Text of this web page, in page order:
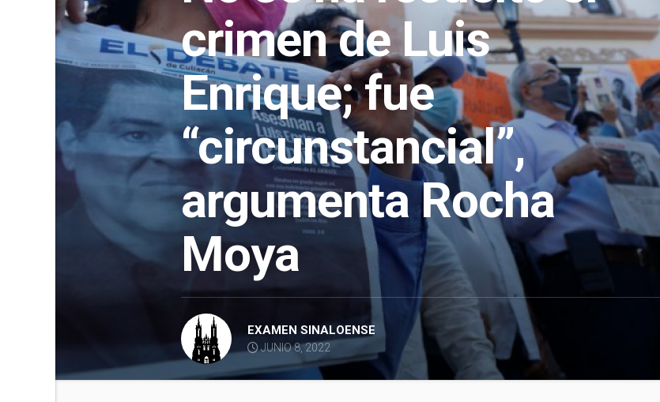
crimen de Luis
Enrique; fue
“circunstancial”,
argumenta Rocha
Moya
EXAMEN SINALOENSE
JUNIO 8, 2022